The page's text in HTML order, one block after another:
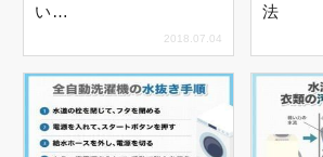
い…
2018.07.04
法